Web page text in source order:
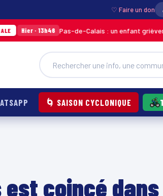
♡ Faire un don
Pas-de-Calais : un enfant grièvement brûlé
🌀 SAISON CYCLONIQUE
est coincé dans